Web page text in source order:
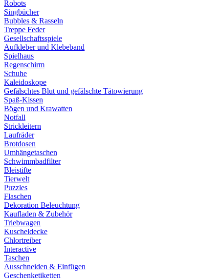
Robots
Singbücher
Bubbles & Rasseln
Treppe Feder
Gesellschaftsspiele
Aufkleber und Klebeband
Spielhaus
Regenschirm
Schuhe
Kaleidoskope
Gefälschtes Blut und gefälschte Tätowierung
Spaß-Kissen
Bögen und Krawatten
Notfall
Strickleitern
Laufräder
Brotdosen
Umhängetaschen
Schwimmbadfilter
Bleistifte
Tierwelt
Puzzles
Flaschen
Dekoration Beleuchtung
Kaufladen & Zubehör
Triebwagen
Kuscheldecke
Chlortreiber
Interactive
Taschen
Ausschneiden & Einfügen
Geschenketiketten